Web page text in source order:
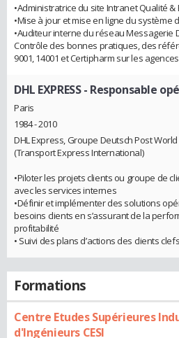
•Administratrice du site Intranet Qualité
•Mise à jour et mise en ligne du système
•Auditeur interne du réseau Messagerie
Contrôle des bonnes pratiques, des
9001, 14001 et Certipharm sur les
DHL EXPRESS- Responsable
Paris
1984 - 2010
DHL Express, Groupe Deutsch Post
(Transport Express International)
•Piloter les projets clients ou groupe de
avec les services internes
•Définir et implémenter des solutions
besoins clients en s’assurant de la
profitabilité
• Suivi des plans d’actions des clients clefs
Formations
Centre Etudes Supérieures
d'Ingénieurs CESI